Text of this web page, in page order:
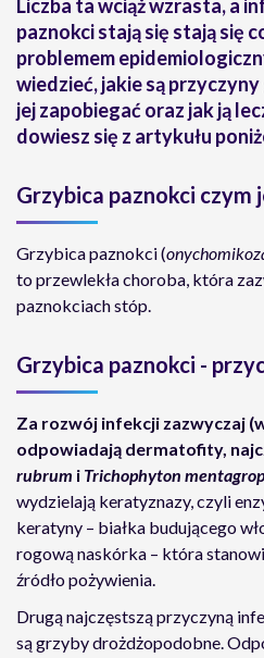
Liczba ta wciąż wzrasta, a
paznokci stają się stają się
problemem
wiedzieć, jakie są
jej zapobiegać oraz jak ją
dowiesz się z artykułu
Grzybica paznokci czym
Grzybica paznokci (
to przewlekła choroba, która
paznokciach stóp.
Grzybica paznokci -
Za rozwój infekcji zazwyczaj
odpowiadają dermatofity,
rubrum i Trichophyton
wydzielają keratyznazy, czyli
keratyny – białka budującego
rogową naskórka – która
źródło pożywienia.
Drugą najczęstszą przyczyną
są grzyby drożdżopodobne.